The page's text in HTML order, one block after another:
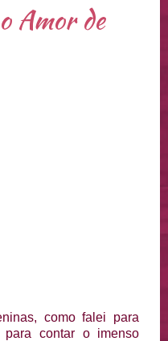
Amor de
como falei para
contar o imenso